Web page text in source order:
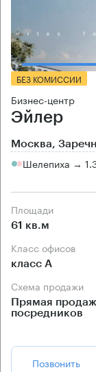
БЕЗ КОМИССИИ
Бизнес-центр
Эйлер
Москва,
Шелепиха →
Площади
61 кв.м
Класс офисов
класс А
Схема продажи
Прямая
посредников
Позвонить